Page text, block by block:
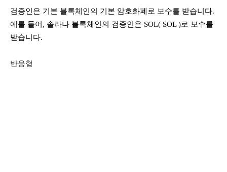
검증인은 기본 블록체인의 기본 암호화폐로 보수를 받습니다.
예를 들어, 솔라나 블록체인의 검증인은 SOL( SOL )로 보수를
받습니다.
반응형